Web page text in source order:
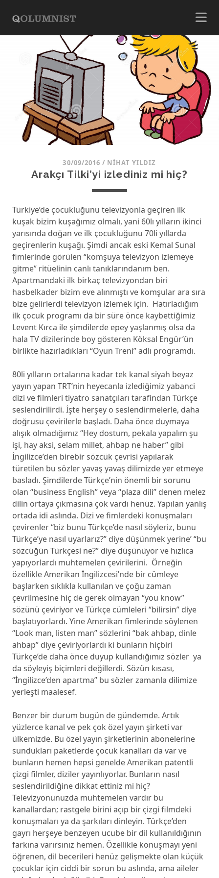
30/09/2016 / NIHAT YILDIZ
Arakçı Tilki’yi izlediniz mi hiç?
Türkiye’de çocukluğunu televizyonla geçiren ilk
kuşak bizim kuşağımız olmalı, yani 60lı yılların ikinci
yarısında doğan ve ilk çocukluğunu 70li yıllarda
geçirenlerin kuşağı. Şimdi ancak eski Kemal Sunal
fimlerinde görülen “komşuya televizyon izlemeye
gitme” ritüelinin canlı tanıklarındanım ben.
Apartmandaki ilk birkaç televizyondan biri
hasbelkader bizim eve alınmıştı ve komşular ara sıra
bize gelirlerdi televizyon izlemek için. Hatırladığım
ilk çocuk programı da bir süre önce kaybettiğimiz
Levent Kırca ile şimdilerde epey yaşlanmış olsa da
hala TV dizilerinde boy gösteren Köksal Engür’ün
birlikte hazırladıkları “Oyun Treni” adlı programdı.
80li yılların ortalarına kadar tek kanal siyah beyaz
yayın yapan TRT’nin heyecanla izlediğimiz yabanci
dizi ve filmleri tiyatro sanatçıları tarafindan Türkçe
seslendirilirdi. İşte herşey o seslendirmelerle, daha
doğrusu çevirilerle başladı. Daha önce duymaya
alışık olmadığımız “Hey dostum, pekala yapalım şu
işi, hay aksi, selam millet, ahbap ne haber” gibi
İngilizce’den birebir sözcük çevrisi yapılarak
türetilen bu sözler yavaş yavaş dilimizde yer etmeye
basladı. Şimdilerde Türkçe’nin önemli bir sorunu
olan “business English” veya “plaza dili” denen melez
dilin ortaya çıkmasına çok vardı henüz. Yapılan yanlış
ortada idi aslında. Dizi ve fimlerdeki konuşmaları
çevirenler “biz bunu Türkçe’de nasıl söyleriz, bunu
Türkçe’ye nasıl uyarlarız?” diye düşünmek yerine’ “bu
sözcüğün Türkçesi ne?” diye düşünüyor ve hızlıca
yapıyorlardı muhtemelen çevirilerini. Örneğin
özellikle Amerikan İngilizcesi’nde bir cümleye
başlarken sıklıkla kullanılan ve çoğu zaman
çevrilmesine hiç de gerek olmayan “you know”
sözünü çeviriyor ve Türkçe cümleleri “bilirsin” diye
başlatıyorlardı. Yine Amerikan fimlerinde söylenen
“Look man, listen man” sözlerini “bak ahbap, dinle
ahbap” diye çeviriyorlardı ki bunların hiçbiri
Türkçe’de daha önce duyup kullandığımız sözler ya
da söyleyiş biçimleri değillerdi. Sözün kısası,
“İngilizce’den apartma” bu sözler zamanla dilimize
yerleşti maalesef.
Benzer bir durum bugün de gündemde. Artık
yüzlerce kanal ve pek çok özel yayın şirketi var
ülkemizde. Bu özel yayın şirketlerinin abonelerine
sundukları paketlerde çocuk kanalları da var ve
bunların hemen hepsi genelde Amerikan patentli
çizgi filmler, diziler yayınlıyorlar. Bunların nasıl
seslendirildiğine dikkat ettiniz mi hiç?
Televizyonunuzda muhtemelen vardır bu
kanallardan; rastgele birini açıp bir çizgi filmdeki
konuşmaları ya da şarkıları dinleyin. Türkçe’den
gayrı herşeye benzeyen ucube bir dil kullanıldığının
farkına varırsınız hemen. Özellikle konuşmayı yeni
öğrenen, dil becerileri henüz gelişmekte olan küçük
çocuklar için ciddi bir sorun bu aslında, ama aileler